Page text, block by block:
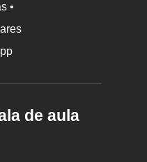
•
de aula